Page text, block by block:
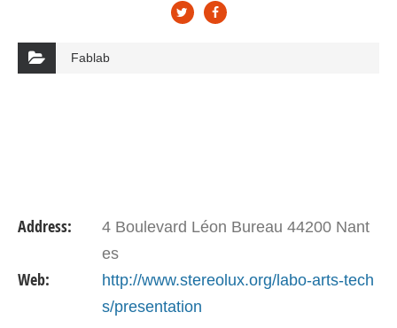
Fablab
Address:
4 Boulevard Léon Bureau 44200 Nant
es
Web:
http://www.stereolux.org/labo-arts-tech
s/presentation